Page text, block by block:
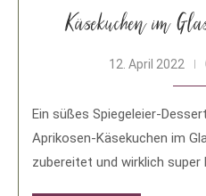
Käsekuchen im
12. April 2022
Ein süßes Spiegeleier-
Aprikosen-Käsekuchen im
zubereitet und wirklich super